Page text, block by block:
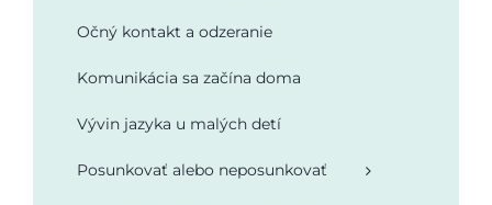
Očný kontakt a odzeranie
Komunikácia sa začína doma
Vývin jazyka u malých detí
Posunkovať alebo neposunkovať